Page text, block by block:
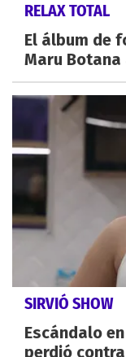
RELAX TOTAL
El álbum de
Maru
SIRVIÓ SHOW
Escándalo
perdió